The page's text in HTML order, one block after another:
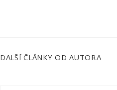
DALŠÍ ČLÁNKY OD AUTORA